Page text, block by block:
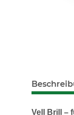
Vell Brill –